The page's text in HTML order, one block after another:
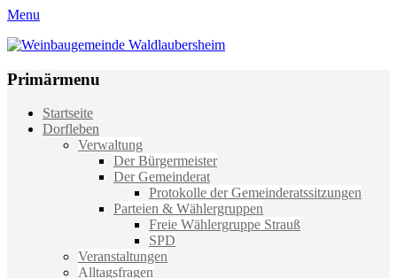
Menu
Weinbaugemeinde Waldlaubersheim
Primärmenu
Weiter
zum
Startseite
Dorfleben
Verwaltung
Der Bürgermeister
Der Gemeinderat
Protokolle der Gemeinderatssitzungen
Parteien & Wählergruppen
Freie Wählergruppe Strauß
SPD
Veranstaltungen
Alltagsfragen